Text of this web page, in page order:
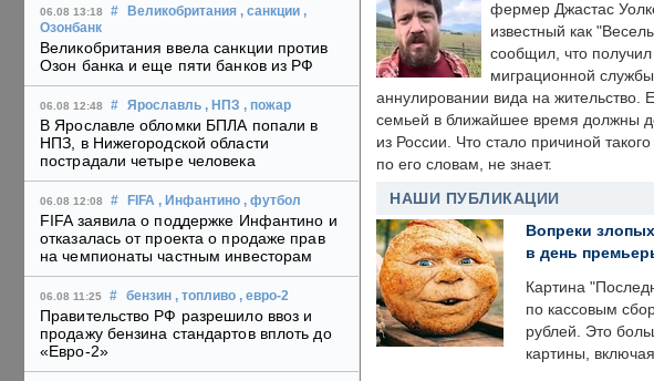
06.08 13:18 # Великобритания , санкции ,
Озонбанк
Великобритания ввела санкции против
Озон банка и еще пяти банков из РФ
06.08 12:48 # Ярославль , НПЗ , пожар
В Ярославле обломки БПЛА попали в
НПЗ, в Нижегородской области
пострадали четыре человека
06.08 12:08 # FIFA , Инфантино , футбол
FIFA заявила о поддержке Инфантино и
отказалась от проекта о продаже прав
на чемпионаты частным инвесторам
06.08 11:25 # бензин , топливо , евро-2
Правительство РФ разрешило ввоз и
продажу бензина стандартов вплоть до
«Евро-2»
фермер Джастас
известный как
сообщил, что
миграционной
аннулировании вида на жительство.
семьей в ближайшее время должны
из России. Что стало причиной
по его словам, не знает.
НАШИ ПУБЛИКАЦИИ
Вопреки
в день
Картина
по кассовым
рублей. Это
картины,